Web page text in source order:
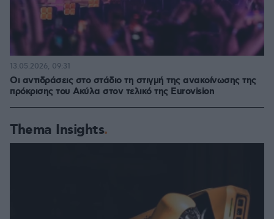
Οι αντιδράσεις στο στάδιο τη στιγμή της ανακοίνωσης της
πρόκρισης του Ακύλα στον τελικό της Eurovision
13.05.2026, 09:31
Thema Insights